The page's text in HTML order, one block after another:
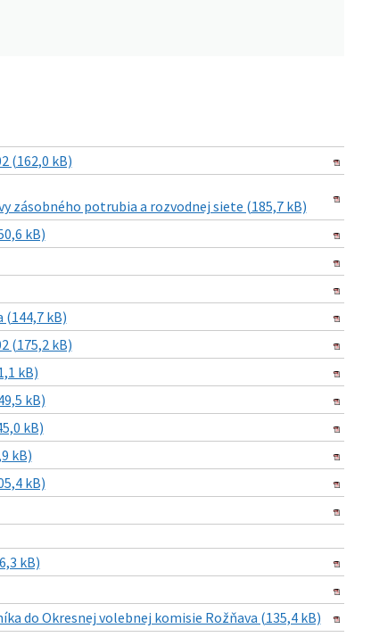
(162,0 kB)
zásobného potrubia a rozvodnej siete (185,7 kB)
kB)
(144,7 kB)
(175,2 kB)
kB)
kB)
kB)
kB)
kB)
kB)
do Okresnej volebnej komisie Rožňava (135,4 kB)